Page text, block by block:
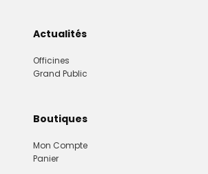
Actualités
Officines
Grand Public
Boutiques
Mon Compte
Panier